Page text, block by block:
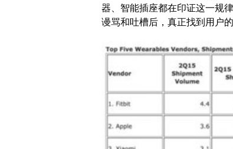
器、智能插座都在印证这一规
谩骂和吐槽后，真正找到用户